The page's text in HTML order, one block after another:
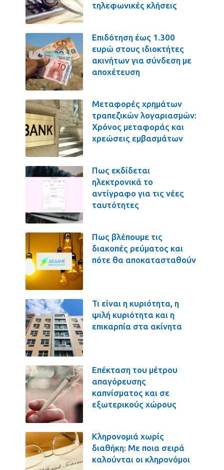
τηλεφωνικές κλήσεις
Επιδότηση έως 1.300
ευρώ στους ιδιοκτήτες
ακινήτων για σύνδεση με
αποχέτευση
Μεταφορές χρημάτων
τραπεζικών λογαριασμών:
Χρόνος μεταφοράς και
χρεώσεις εμβασμάτων
Πως εκδίδεται
ηλεκτρονικά το
αντίγραφο για τις νέες
ταυτότητες
Πως βλέπουμε τις
διακοπές ρεύματος και
πότε θα αποκατασταθούν
Τι είναι η κυριότητα, η
ψιλή κυριότητα και η
επικαρπία στα ακίνητα
Επέκταση του μέτρου
απαγόρευσης
καπνίσματος και σε
εξωτερικούς χώρους
Κληρονομιά χωρίς
διαθήκη: Με ποια σειρά
καλούνται οι κληρονόμοι